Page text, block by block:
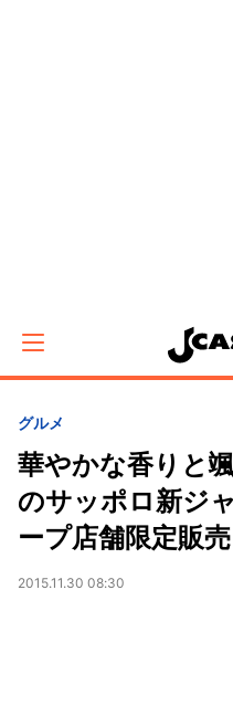
グルメ
華やかな香りと
のサッポロ新ジ
ープ店舗限定販売
2015.11.30 08:30